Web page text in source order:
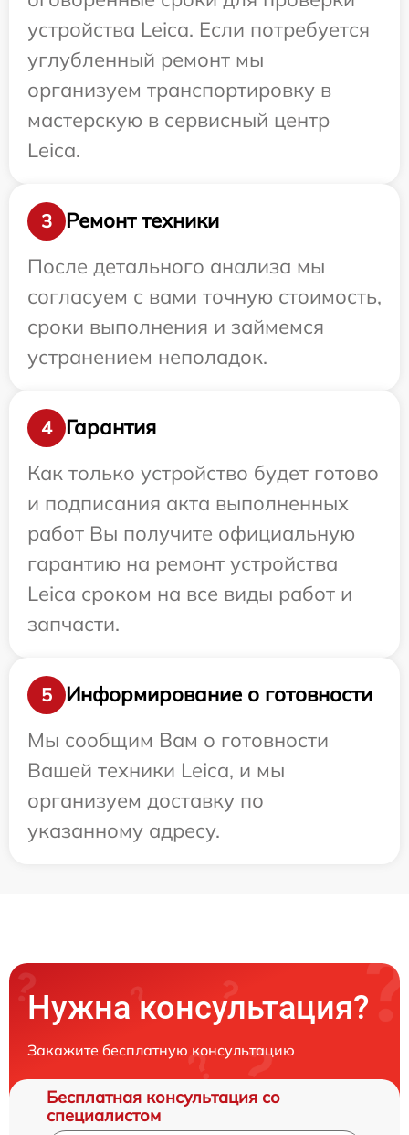
устройства Leica. Если потребуется
углубленный ремонт мы
организуем транспортировку в
мастерскую в сервисный центр
Leica.
3
Ремонт техники
После детального анализа мы
согласуем с вами точную стоимость,
сроки выполнения и займемся
устранением неполадок.
4
Гарантия
Как только устройство будет готово
и подписания акта выполненных
работ Вы получите официальную
гарантию на ремонт устройства
Leica сроком на все виды работ и
запчасти.
5
Информирование о готовности
Мы сообщим Вам о готовности
Вашей техники Leica, и мы
организуем доставку по
указанному адресу.
Нужна консультация?
Закажите бесплатную консультацию
Бесплатная консультация со
специалистом